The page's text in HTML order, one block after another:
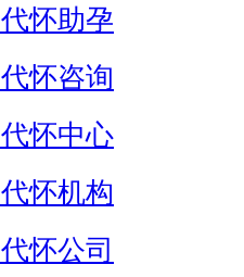
怀助孕
怀咨询
怀中心
怀机构
怀公司